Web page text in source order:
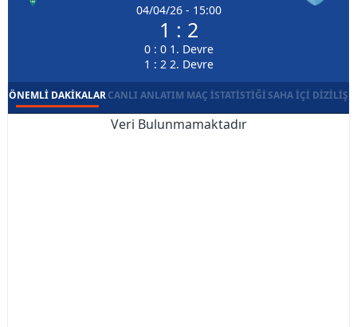
04/04/26 - 15:00
1 : 2
0 : 0 1. Devre
1 : 2 2. Devre
ÖNEMLI DAKIKALARCANLI ANLATIM MAÇ İSTATISTIĞISAHA İÇI DIZILIŞ
Veri Bulunmamaktadır